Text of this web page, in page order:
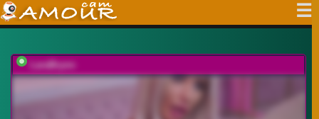
LaraBrynn